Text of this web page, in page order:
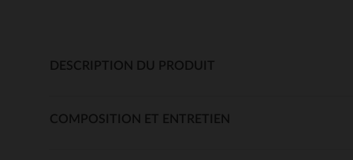
DESCRIPTION DU PRODUIT
COMPOSITION ET ENTRETIEN